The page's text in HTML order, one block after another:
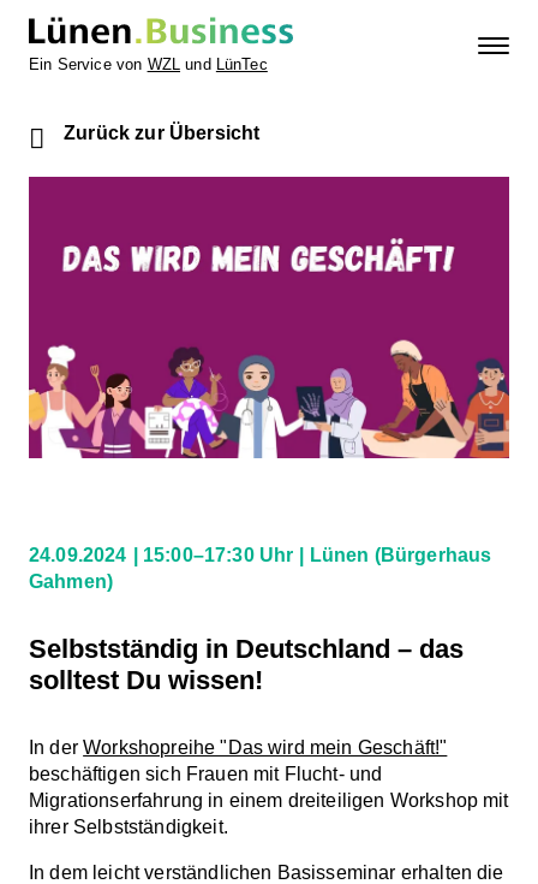
Ein Service von WZL und LünTec
Zurück zur Übersicht
24.09.2024 15:00–17:30 Uhr Lünen (Bürgerhaus
Gahmen)
Selbstständig in Deutschland – das
solltest Du wissen!
In derWorkshopreihe "Das wird mein Geschäft!"
beschäftigen sich Frauen mit Flucht- und
Migrationserfahrung in einem dreiteiligen Workshop mit
ihrer Selbstständigkeit.
In dem leicht verständlichen Basisseminar erhalten die